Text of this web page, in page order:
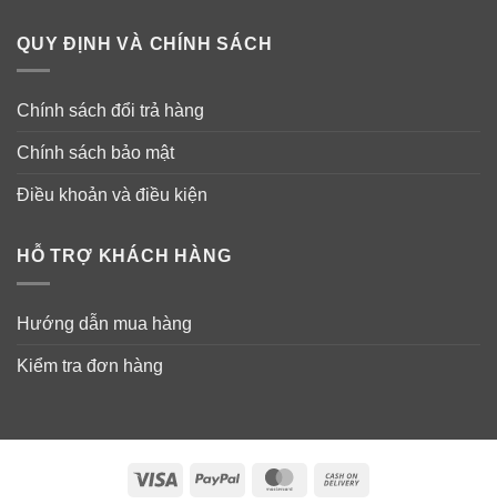
Drip Nasal Spray Nasacort Allergy 24hr
Thành phần: Triamcinolone acetonide 55 mcg/metered
spray.
carboxymethyl-cellulose sodium, dextrose, edetate
disodium, microcrystalline cellulose, polysorbate 80,
purified water.
QUY ĐỊNH VÀ CHÍNH SÁCH
Chính sách đổi trả hàng
Chính sách bảo mật
Điều khoản và điều kiện
HỖ TRỢ KHÁCH HÀNG
Hướng dẫn mua hàng
Kiểm tra đơn hàng
Visa PayPal MasterCard